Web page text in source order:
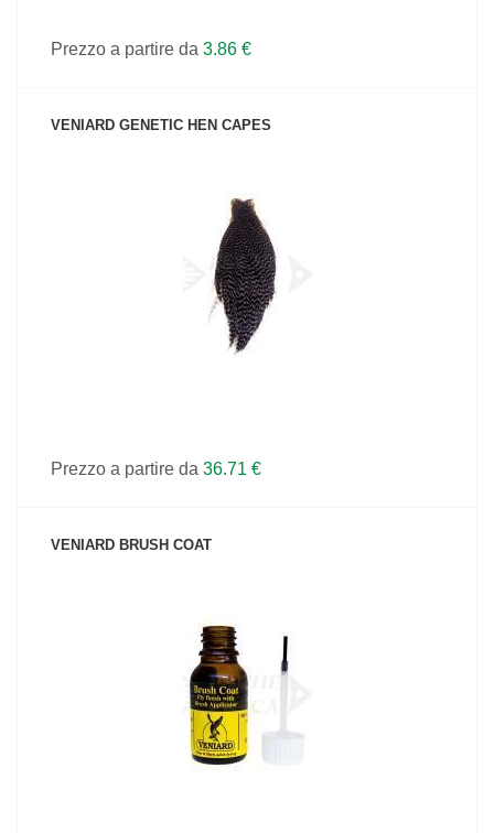
Prezzo a partire da 3.86 €
VENIARD GENETIC HEN CAPES
VEDI IL PRODOTTO
Prezzo a partire da 36.71 €
VENIARD BRUSH COAT
VEDI IL PRODOTTO